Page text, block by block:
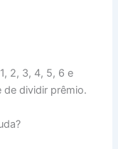
2, 3, 4, 5, 6 e
dividir prêmio.